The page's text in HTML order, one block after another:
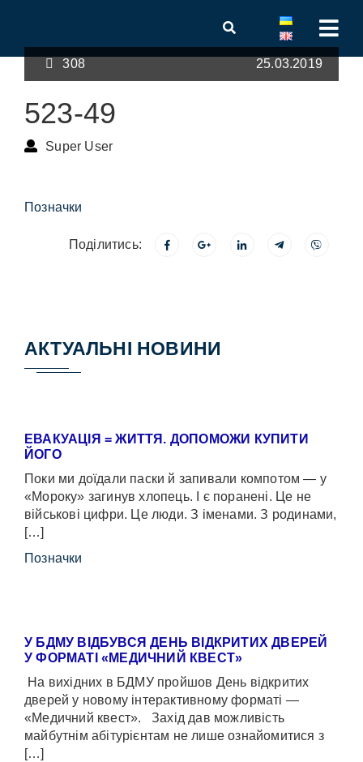
308 25.03.2019
523-49
Super User
Позначки
Поділитись:
АКТУАЛЬНІ НОВИНИ
ЕВАКУАЦІЯ = ЖИТТЯ. ДОПОМОЖИ КУПИТИ
ЙОГО
Поки ми доїдали паски й запивали компотом — у
«Мороку» загинув хлопець. І є поранені. Це не
військові цифри. Це люди. З іменами. З родинами,
[…]
Позначки
У БДМУ ВІДБУВСЯ ДЕНЬ ВІДКРИТИХ ДВЕРЕЙ
У ФОРМАТІ «МЕДИЧНИЙ КВЕСТ»
На вихідних в БДМУ пройшов День відкритих
дверей у новому інтерактивному форматі —
«Медичний квест». Захід дав можливість
майбутнім абітурієнтам не лише ознайомитися з
[…]